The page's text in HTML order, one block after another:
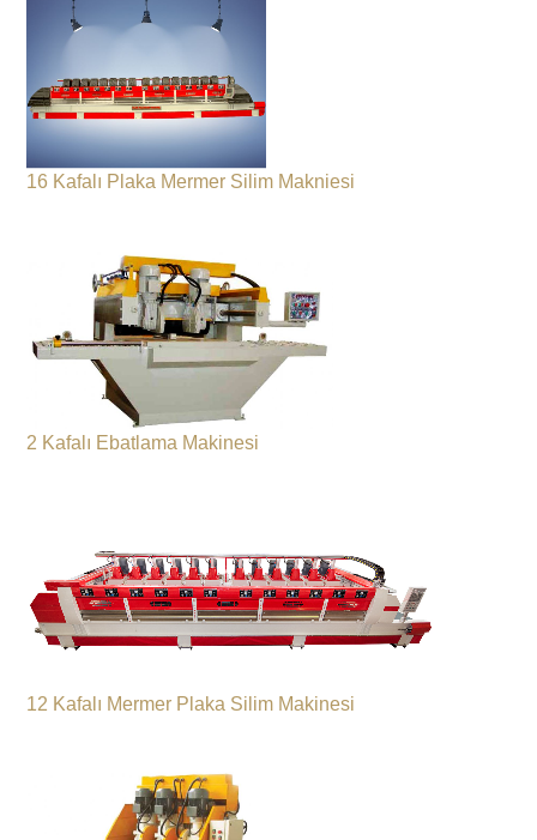
16 Kafalı Plaka Mermer Silim Makniesi
2 Kafalı Ebatlama Makinesi
12 Kafalı Mermer Plaka Silim Makinesi